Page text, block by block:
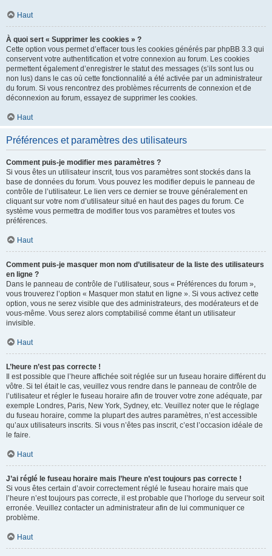
Haut
À quoi sert « Supprimer les cookies » ?
Cette option vous permet d’effacer tous les cookies générés par phpBB 3.3 qui
conservent votre authentification et votre connexion au forum. Les cookies
permettent également d’enregistrer le statut des messages (s’ils sont lus ou
non lus) dans le cas où cette fonctionnalité a été activée par un administrateur
du forum. Si vous rencontrez des problèmes récurrents de connexion et de
déconnexion au forum, essayez de supprimer les cookies.
Haut
Préférences et paramètres des utilisateurs
Comment puis-je modifier mes paramètres ?
Si vous êtes un utilisateur inscrit, tous vos paramètres sont stockés dans la
base de données du forum. Vous pouvez les modifier depuis le panneau de
contrôle de l’utilisateur. Le lien vers ce dernier se trouve généralement en
cliquant sur votre nom d’utilisateur situé en haut des pages du forum. Ce
système vous permettra de modifier tous vos paramètres et toutes vos
préférences.
Haut
Comment puis-je masquer mon nom d’utilisateur de la liste des utilisateurs
en ligne ?
Dans le panneau de contrôle de l’utilisateur, sous « Préférences du forum »,
vous trouverez l’option « Masquer mon statut en ligne ». Si vous activez cette
option, vous ne serez visible que des administrateurs, des modérateurs et de
vous-même. Vous serez alors comptabilisé comme étant un utilisateur
invisible.
Haut
L’heure n’est pas correcte !
Il est possible que l’heure affichée soit réglée sur un fuseau horaire différent du
vôtre. Si tel était le cas, veuillez vous rendre dans le panneau de contrôle de
l’utilisateur et régler le fuseau horaire afin de trouver votre zone adéquate, par
exemple Londres, Paris, New York, Sydney, etc. Veuillez noter que le réglage
du fuseau horaire, comme la plupart des autres paramètres, n’est accessible
qu’aux utilisateurs inscrits. Si vous n’êtes pas inscrit, c’est l’occasion idéale de
le faire.
Haut
J’ai réglé le fuseau horaire mais l’heure n’est toujours pas correcte !
Si vous êtes certain d’avoir correctement réglé le fuseau horaire mais que
l’heure n’est toujours pas correcte, il est probable que l’horloge du serveur soit
erronée. Veuillez contacter un administrateur afin de lui communiquer ce
problème.
Haut